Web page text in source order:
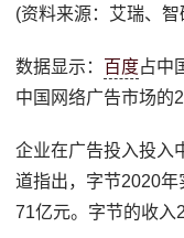
(资料来源：艾瑞、
数据显示： 百度占中
中国网络广告市场的
企业在广告投入投入
道指出，字节2020
71亿元。字节的收入